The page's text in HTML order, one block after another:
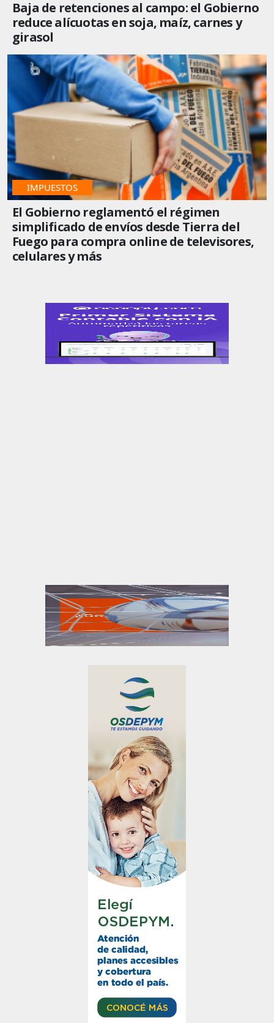
Baja de retenciones al campo: el Gobierno
reduce alícuotas en soja, maíz, carnes y
girasol
IMPUESTOS
El Gobierno reglamentó el régimen
simplificado de envíos desde Tierra del
Fuego para compra online de televisores,
celulares y más